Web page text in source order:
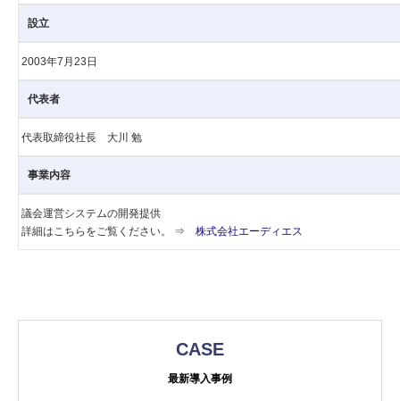
設立
2003年7月23日
代表者
代表取締役社長 大川 勉
事業内容
議会運営システムの開発提供
詳細はこちらをご覧ください。 ⇒ 株式会社エーディエス
CASE
最新導入事例